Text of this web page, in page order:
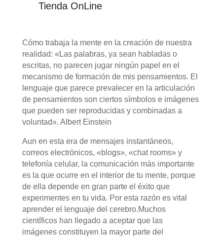
Tienda OnLine
Cómo trabaja la mente en la creación de nuestra
realidad: «Las palabras, ya sean habladas o
escritas, no parecen jugar ningún papel en el
mecanismo de formación de mis pensamientos. El
lenguaje que parece prevalecer en la articulación
de pensamientos son ciertos símbolos e imágenes
que pueden ser reproducidas y combinadas a
voluntad». Albert Einstein
Aun en esta era de mensajes instantáneos,
correos electrónicos, «blogs», «chat rooms» y
telefonía celular, la comunicación más importante
es la que ocurre en el interior de tu mente, porque
de ella depende en gran parte el éxito que
experimentes en tu vida. Por esta razón es vital
aprender el lenguaje del cerebro.Muchos
científicos han llegado a aceptar que las
imágenes constituyen la mayor parte del